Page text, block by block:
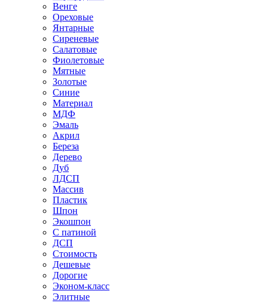
Венге
Ореховые
Янтарные
Сиреневые
Салатовые
Фиолетовые
Мятные
Золотые
Синие
Материал
МДФ
Эмаль
Акрил
Береза
Дерево
Дуб
ЛДСП
Массив
Пластик
Шпон
Экошпон
С патиной
ДСП
Стоимость
Дешевые
Дорогие
Эконом-класс
Элитные